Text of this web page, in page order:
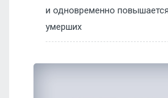
и одновременно
умерших